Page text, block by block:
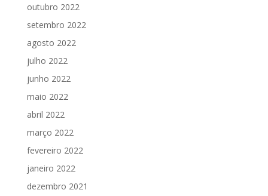
outubro 2022
setembro 2022
agosto 2022
julho 2022
junho 2022
maio 2022
abril 2022
março 2022
fevereiro 2022
janeiro 2022
dezembro 2021